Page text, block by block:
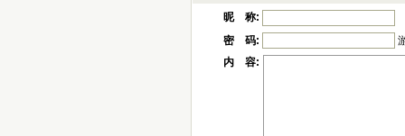
昵 称:
密 码:
内 容: